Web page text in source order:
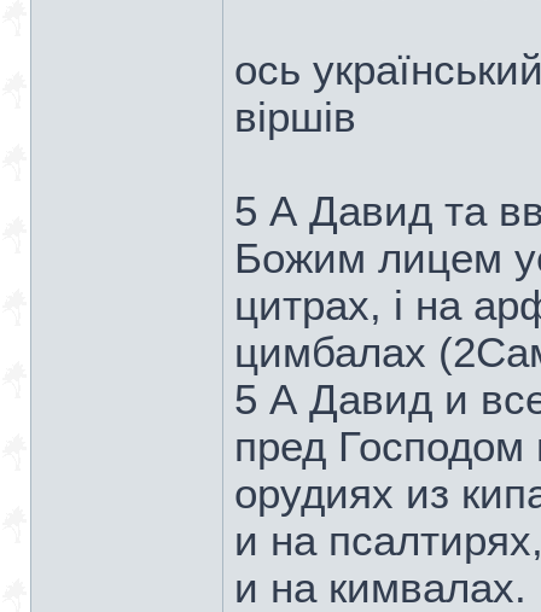
ось
віршів
5 А Давид та
Божим лицем
цитрах, і на
цимбалах
5 А Давид и
пред
орудиях из
и на
и на